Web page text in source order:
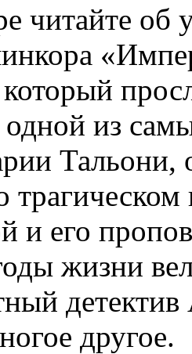
читайте об
одной из
и его
жизни
детектив
другое.